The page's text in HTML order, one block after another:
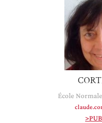
École